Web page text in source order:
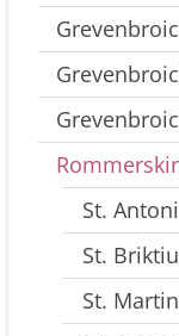
St.
St.
St.